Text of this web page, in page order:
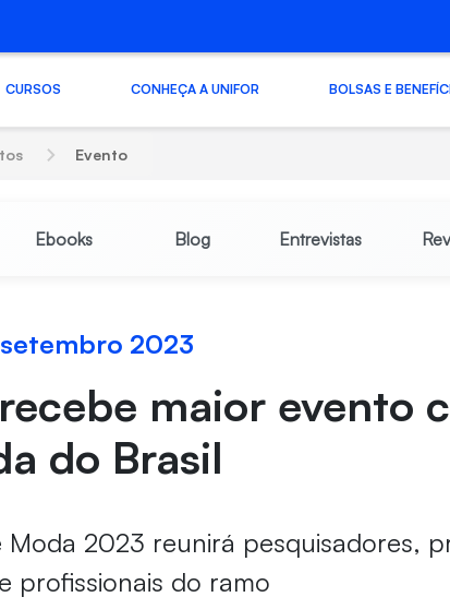
CURSOS CONHEÇA A UNIFOR BOLSAS E
Evento
Ebooks Blog Entrevistas
2023
maior evento
do Brasil
Moda 2023 reunirá pesquisadores,
profissionais do ramo